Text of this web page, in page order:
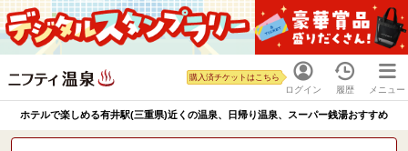
ログイン
購入済チケットはこちら
履歴 メニュー
ホテルで楽しめる有井駅(三重県)近くの温泉、日帰り温泉、スーパー銭湯おすすめ